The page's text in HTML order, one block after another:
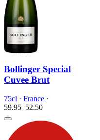
Bollinger Special
Cuvee Brut
75cl · France ·
59.95 52.50